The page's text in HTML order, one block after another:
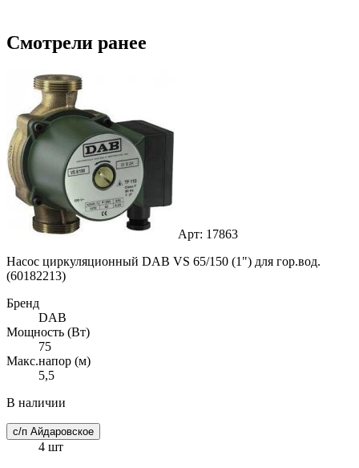
Смотрели ранее
Арт: 17863
Насос циркуляционный DAB VS 65/150 (1") для гор.вод.
(60182213)
Бренд
DAB
Мощность (Вт)
75
Макс.напор (м)
5,5
В наличии
с/п Айдаровское
4 шт